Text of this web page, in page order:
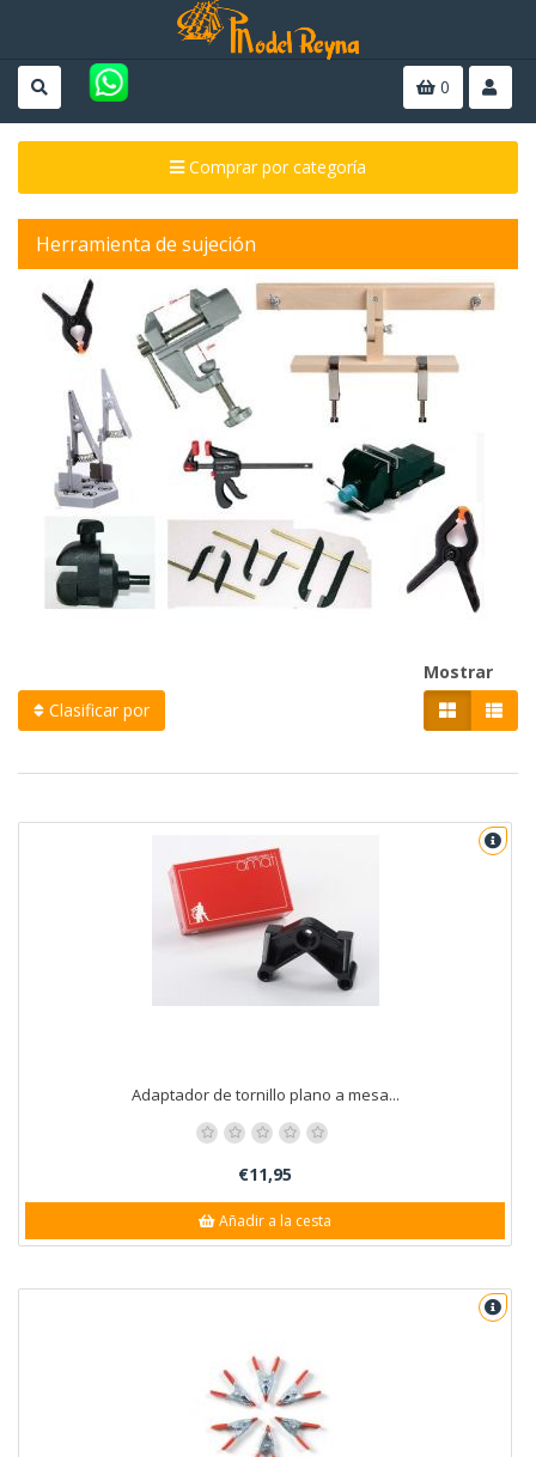
0
Comprar por categoría
Herramienta de sujeción
Clasificar por
Mostrar
Adaptador de tornillo plano a mesa...
€11,95
Añadir a la cesta